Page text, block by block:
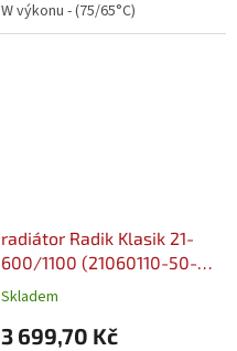
W výkonu - (75/65°C)
radiátor Radik Klasik 21-
600/1100 (21060110-50-
0010)
Skladem
3 699,70 Kč